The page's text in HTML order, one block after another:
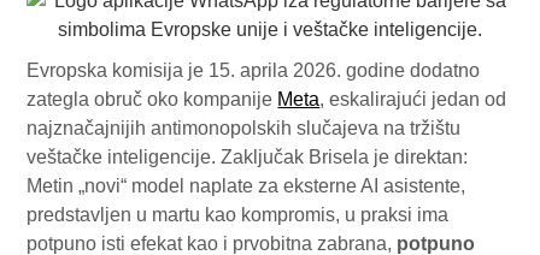
Evropska komisija je 15. aprila 2026. godine dodatno
zategla obruč oko kompanije Meta, eskalirajući jedan od
najznačajnijih antimonopolskih slučajeva na tržištu
veštačke inteligencije. Zaključak Brisela je direktan:
Metin „novi“ model naplate za eksterne AI asistente,
predstavljen u martu kao kompromis, u praksi ima
potpuno isti efekat kao i prvobitna zabrana, potpuno